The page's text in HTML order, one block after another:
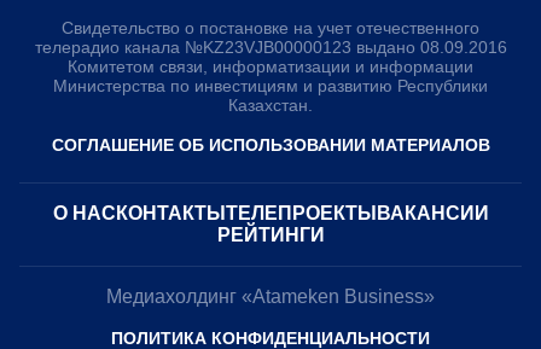
Свидетельство о постановке на учет отечественного
телерадио канала №KZ23VJB00000123 выдано 08.09.2016
Комитетом связи, информатизации и информации
Министерства по инвестициям и развитию Республики
Казахстан.
СОГЛАШЕНИЕ ОБ ИСПОЛЬЗОВАНИИ МАТЕРИАЛОВ
О НАС КОНТАКТЫ ТЕЛЕПРОЕКТЫ ВАКАНСИИ
РЕЙТИНГИ
Медиахолдинг «Atameken Business»
ПОЛИТИКА КОНФИДЕНЦИАЛЬНОСТИ